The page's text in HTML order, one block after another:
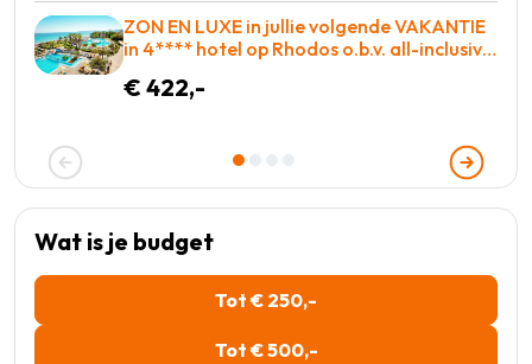
ZON EN LUXE in jullie volgende VAKANTIE
in 4**** hotel op Rhodos o.b.v. all-inclusive
€ 422,-
Wat is je budget
Tot € 250,-
Tot € 500,-